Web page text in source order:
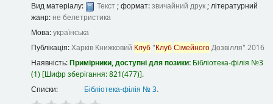
Вид матеріалу: Текст; формат:звичайний друк; літературний
жанр: не белетристика
Мова:українська
Публікація:Харків Книжковий Клуб"КлубСімейногоДозвілля" 2016
Наявність:Примірники, доступні для позики: Бібліотека-філія №3
(1) Шифр зберігання:821(477) .
Списки:
Бібліотека-філія № 3.